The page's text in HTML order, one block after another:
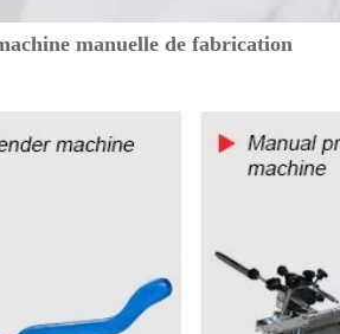
manuelle de fabrication